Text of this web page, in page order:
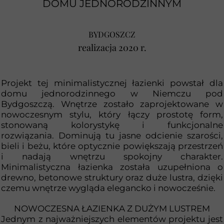
Projekt tej minimalistycznej łazienki powstał dla
domu jednorodzinnego w Niemczu pod
Bydgoszczą. Wnętrze zostało zaprojektowane w
nowoczesnym stylu, który łączy prostotę form,
stonowaną kolorystykę i funkcjonalne
rozwiązania. Dominują tu jasne odcienie szarości,
bieli i beżu, które optycznie powiększają przestrzeń
i nadają wnętrzu spokojny charakter.
Minimalistyczna łazienka została uzupełniona o
drewno, betonowe struktury oraz duże lustra, dzięki
czemu wnętrze wygląda elegancko i nowocześnie.
NOWOCZESNA ŁAZIENKA Z DUŻYM LUSTREM
Jednym z najważniejszych elementów projektu jest
BYDGOSZCZ
realizacja 2020 r.
DOMU JEDNORODZINNYM